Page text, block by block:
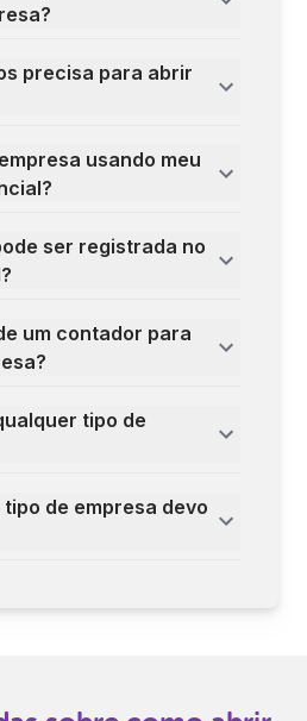
precisa para abrir
usando meu
ser registrada no
um contador para
tipo de
de empresa devo